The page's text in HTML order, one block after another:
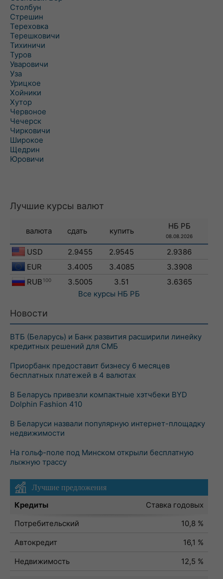
Столбун
Стрешин
Тереховка
Терешковичи
Тихиничи
Туров
Уваровичи
Уза
Урицкое
Хойники
Хутор
Червоное
Чечерск
Чирковичи
Широкое
Щедрин
Юровичи
Лучшие курсы валют
валюта сдать купить
НБ РБ
08.08.2026
USD 2.9455 2.9545
2.9386
EUR
3.4005 3.4085
3.3908
RUB 100 3.5005 3.51
3.6365
Все курсы НБ РБ
Новости
ВТБ (Беларусь) и Банк развития расширили линейку
кредитных решений для СМБ
Приорбанк предоставит бизнесу 6 месяцев
бесплатных платежей в 4 валютах
В Беларусь привезли компактные хэтчбеки BYD
Dolphin Fashion 410
В Беларуси назвали популярную интернет-площадку
недвижимости
На гольф-поле под Минском открыли бесплатную
лыжную трассу
Лучшие предложения
Кредиты
Ставка годовых
Потребительский
10,8 %
Автокредит
16,1 %
Недвижимость
12,5 %